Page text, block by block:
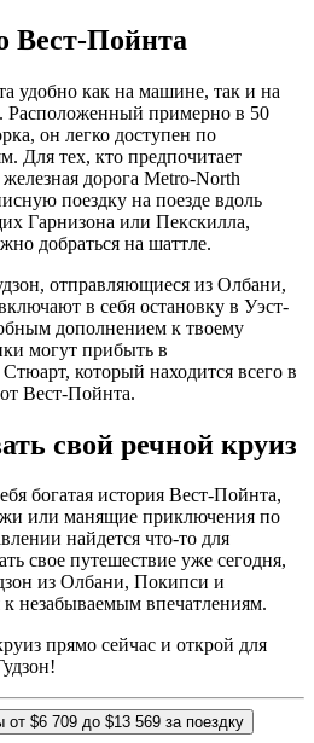
Вест-Пойнта
удобно как на машине, так и на
Расположенный примерно в 50
он легко доступен по
Для тех, кто предпочитает
дорога Metro-North
поездку на поезде вдоль
Гарнизона или Пекскилла,
добраться на шаттле.
отправляющиеся из Олбани,
в себя остановку в Уэст-
дополнением к твоему
могут прибыть в
который находится всего в
Вест-Пойнта.
свой речной круиз
богатая история Вест-Пойнта,
или манящие приключения по
найдется что-то для
свое путешествие уже сегодня,
из Олбани, Покипси и
незабываемым впечатлениям.
прямо сейчас и открой для
$6 709 до $13 569 за поездку